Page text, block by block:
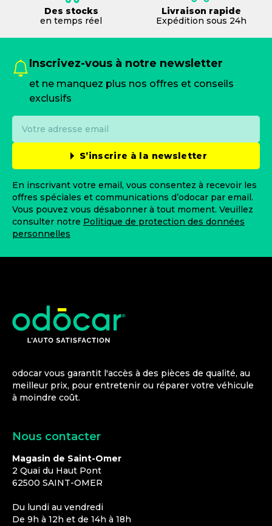
Des stocks
en temps réel
Livraison rapide
Expédition sous 24h
Inscrivez-vous à notre newsletter
et ne manquez plus nos offres et conseils
exclusifs
S’inscrire à la newsletter
En inscrivant votre email, vous consentez à recevoir les
offres spéciales et communications d’odocar par email.
Vous pouvez vous désabonner à tout moment. Veuillez
consulter notre Politique de protection des données
personnelles
odocar vous garantit l'accès à des pièces de qualité, au
meilleur prix, pour entretenir ou réparer votre véhicule
à moindre coût.
Nous contacter
Magasin de Saint-Omer
2 Quai du Haut Pont
62500 SAINT-OMER
Du lundi au vendredi
De 9h à 12h et de 14h à 18h